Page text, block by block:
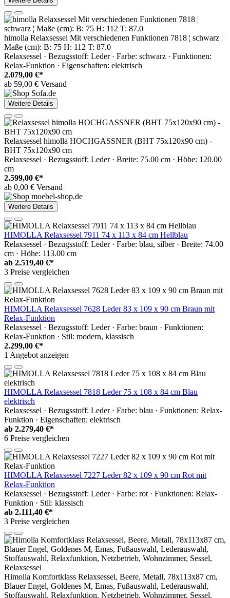
himolla Relaxsessel Mit verschiedenen Funktionen 7818 ¦ schwarz ¦
Maße (cm): B: 75 H: 112 T: 87.0
Relaxsessel · Bezugsstoff: Leder · Farbe: schwarz · Funktionen:
Relax-Funktion · Eigenschaften: elektrisch
2.079,00 €*
ab 59,00 € Versand
Weitere Details
Relaxsessel himolla HOCHGASSNER (BHT 75x120x90 cm) -
BHT 75x120x90 cm
Relaxsessel · Bezugsstoff: Leder · Breite: 75.00 cm · Höhe: 120.00
cm
2.599,00 €*
ab 0,00 € Versand
Weitere Details
HIMOLLA Relaxsessel 7911 74 x 113 x 84 cm Hellblau
Relaxsessel · Bezugsstoff: Leder · Farbe: blau, silber · Breite: 74.00
cm · Höhe: 113.00 cm
ab 2.519,40 €*
3 Preise vergleichen
HIMOLLA Relaxsessel 7628 Leder 83 x 109 x 90 cm Braun mit
Relax-Funktion
Relaxsessel · Bezugsstoff: Leder · Farbe: braun · Funktionen:
Relax-Funktion · Stil: modern, klassisch
2.299,00 €*
1 Angebot anzeigen
HIMOLLA Relaxsessel 7818 Leder 75 x 108 x 84 cm Blau
elektrisch
Relaxsessel · Bezugsstoff: Leder · Farbe: blau · Funktionen: Relax-
Funktion · Eigenschaften: elektrisch
ab 2.279,40 €*
6 Preise vergleichen
HIMOLLA Relaxsessel 7227 Leder 82 x 109 x 90 cm Rot mit
Relax-Funktion
Relaxsessel · Bezugsstoff: Leder · Farbe: rot · Funktionen: Relax-
Funktion · Stil: klassisch
ab 2.111,40 €*
3 Preise vergleichen
Himolla Komfortklass Relaxsessel, Beere, Metall, 78x113x87 cm,
Blauer Engel, Goldenes M, Emas, Fußauswahl, Lederauswahl,
Stoffauswahl, Relaxfunktion, Netzbetrieb, Wohnzimmer, Sessel,